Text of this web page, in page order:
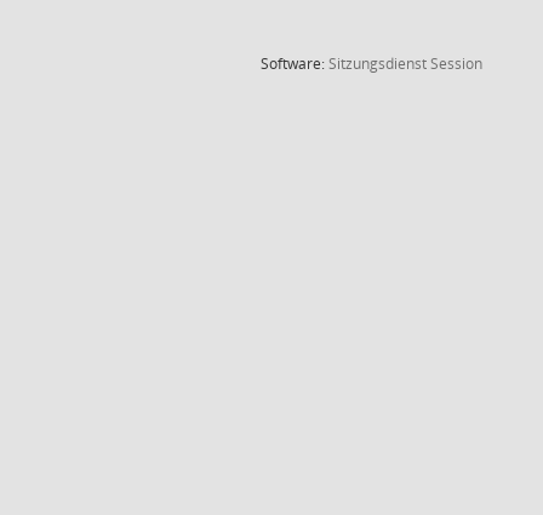
Software:SitzungsdienstSession(Wird in